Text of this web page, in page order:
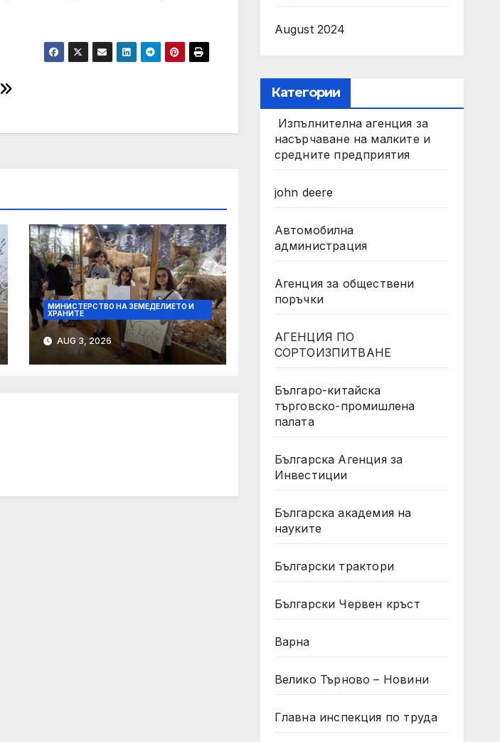
МИНИСТЕРСТВО НА ЗЕМЕДЕЛИЕТО И
ХРАНИТЕ
AUG 3, 2026
August 2024
Категории
Изпълнителна агенция за
насърчаване на малките и
средните предприятия
john deere
Автомобилна
администрация
Агенция за обществени
поръчки
АГЕНЦИЯ ПО
СОРТОИЗПИТВАНЕ
Българо-китайска
търговско-промишлена
палата
Българска Агенция за
Инвестиции
Българска академия на
науките
Български трактори
Български Червен кръст
Варна
Велико Търново – Новини
Главна инспекция по труда